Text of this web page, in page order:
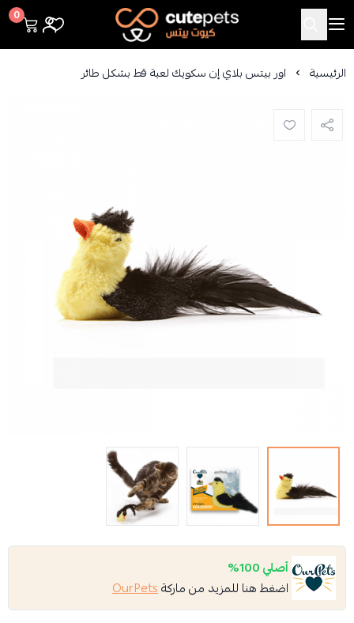
Cutepets
0
الرئيسية اور بيتس بلاي إن سكويك لعبة قط بشكل طائر
أصلي 100%
اضغط هنا للمزيد من ماركةOurPets